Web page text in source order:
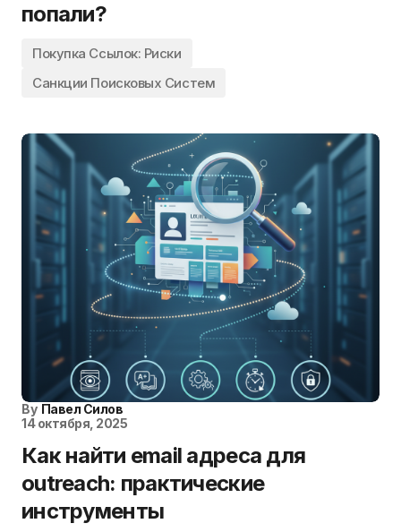
попали?
Покупка Ссылок: Риски
Санкции Поисковых Систем
By Павел Силов
14 октября, 2025
Как найти email адреса для
outreach: практические
инструменты